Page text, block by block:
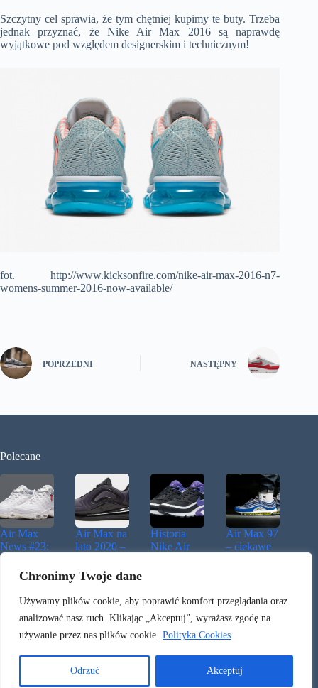
Chronimy Twoje dane
Używamy plików cookie, aby poprawić komfort przeglądania oraz
analizować nasz ruch. Klikając „Akceptuj”, wyrażasz zgodę na
używanie przez nas plików cookie. Polityka Cookies
Odrzuć Akceptuj
Szczytny cel sprawia, że tym chętniej kupimy te buty. Trzeba
jednak przyznać, że Nike Air Max 2016 są naprawdę
wyjątkowe pod względem designerskim i technicznym!
fot. http://www.kicksonfire.com/nike-air-max-2016-n7-
womens-summer-2016-now-available/
POPRZEDNI NASTĘPNY
Polecane
Air Max
News #23:
podróż do
Tokio,
stylu retro i
Shox TL w
kolorze Air
Max Plus
Air Max na
lato 2020 –
wybrać?
Historia
Nike Air
Air Max 97
– ciekawe